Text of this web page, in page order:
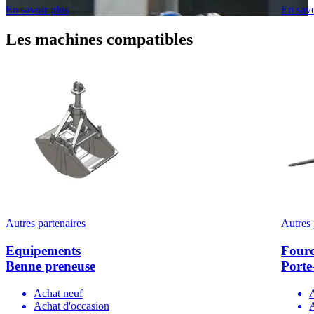
En savoir plus En
Les machines compatibles
Autres partenaires
Equipements
Benne preneuse
Achat neuf
Achat d'occasion
Autres